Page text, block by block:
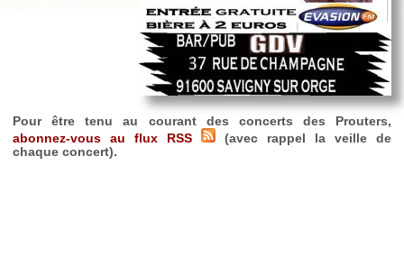
Pour être tenu au courant des concerts des Prouters,
abonnez-vous au flux RSS
(avec rappel la veille de
chaque concert).